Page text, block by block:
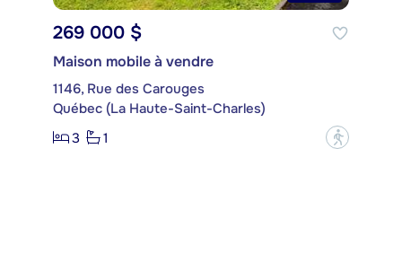
269 000 $
Maison mobile à vendre
1146, Rue des Carouges
Québec (La Haute-Saint-Charles)
3
1 ?